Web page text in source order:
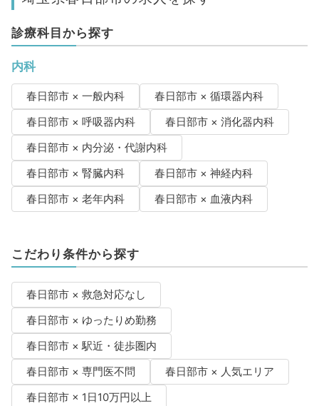
診療科目から探す
内科
春日部市 × 一般内科
春日部市 × 循環器内科
春日部市 × 呼吸器内科
春日部市 × 消化器内科
春日部市 × 内分泌・代謝内科
春日部市 × 腎臓内科
春日部市 × 神経内科
春日部市 × 老年内科
春日部市 × 血液内科
こだわり条件から探す
春日部市 × 救急対応なし
春日部市 × ゆったりめ勤務
春日部市 × 駅近・徒歩圏内
春日部市 × 専門医不問
春日部市 × 人気エリア
春日部市 × 1日10万円以上